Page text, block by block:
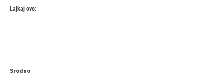
Lajkaj ovo:
Srodno